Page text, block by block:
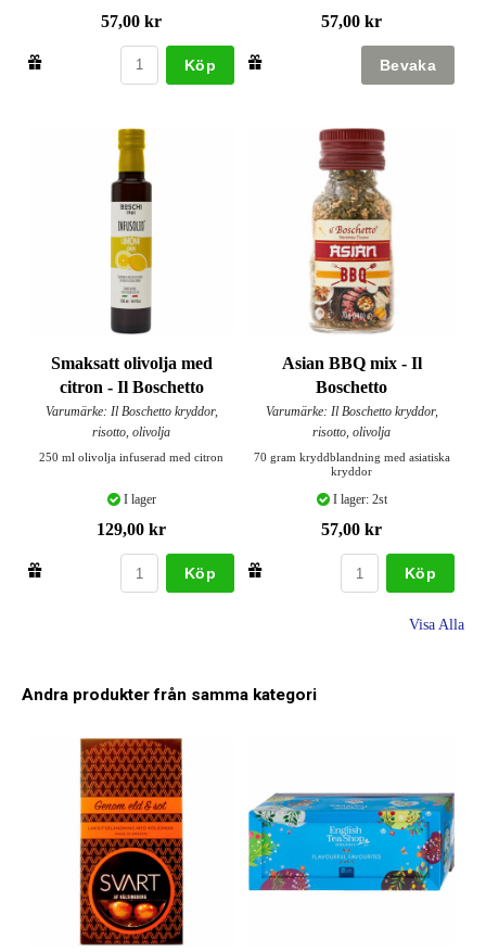
57,00 kr
Köp
57,00 kr
Smaksatt olivolja med
citron - Il Boschetto
Varumärke: Il Boschetto kryddor,
risotto, olivolja
250 ml olivolja infuserad med citron
I lager
129,00 kr
Köp
Asian BBQ mix - Il
Boschetto
Varumärke: Il Boschetto kryddor,
risotto, olivolja
70 gram kryddblandning med asiatiska
kryddor
I lager: 2st
57,00 kr
Köp
Visa Alla
Andra produkter från samma kategori